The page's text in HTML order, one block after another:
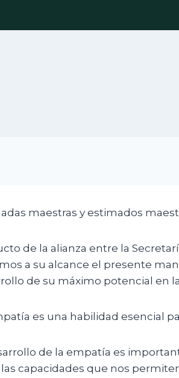
maestras y estimados
de la alianza entre la
a su alcance el presente
de su máximo potencial en
es una habilidad esencial
de la empatía es
capacidades que nos